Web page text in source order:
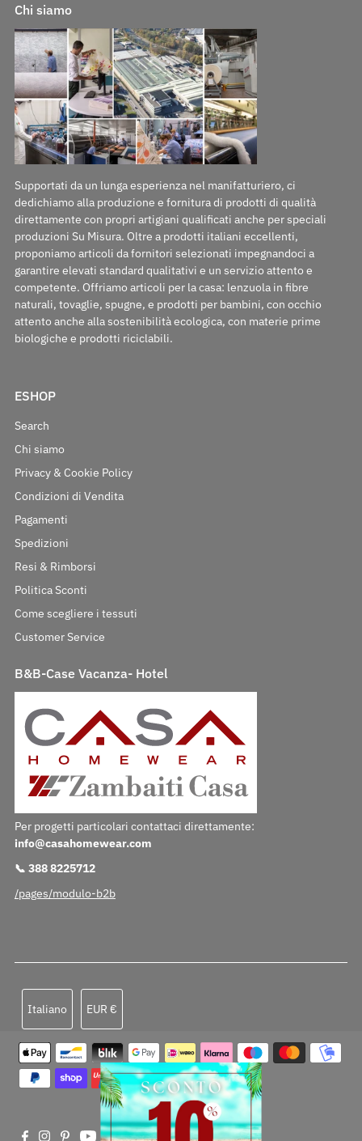
Chi siamo
Supportati da un lunga esperienza nel manifatturiero, ci
dedichiamo alla produzione e fornitura di prodotti di qualità
direttamente con propri artigiani qualificati anche per speciali
produzioni Su Misura. Oltre a prodotti italiani eccellenti,
proponiamo articoli da fornitori selezionati impegnandoci a
garantire elevati standard qualitativi e un servizio attento e
competente. Offriamo articoli per la casa: lenzuola in fibre
naturali, tovaglie, spugne, e prodotti per bambini, con occhio
attento anche alla sostenibilità ecologica, con materie prime
biologiche e prodotti riciclabili.
ESHOP
Search
Chi siamo
Privacy & Cookie Policy
Condizioni di Vendita
Pagamenti
Spedizioni
Resi & Rimborsi
Politica Sconti
Come scegliere i tessuti
Customer Service
B&B-Case Vacanza- Hotel
Per progetti particolari contattaci direttamente:
info@casahomewear.com
📞 388 8225712
/pages/modulo-b2b
Italiano EUR €